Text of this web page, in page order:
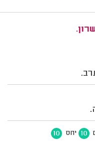
10 יחס 10